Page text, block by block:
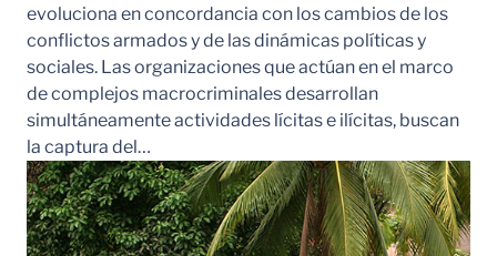
evoluciona en concordancia con los cambios de los
conflictos armados y de las dinámicas políticas y
sociales. Las organizaciones que actúan en el marco
de complejos macrocriminales desarrollan
simultáneamente actividades lícitas e ilícitas, buscan
la captura del…